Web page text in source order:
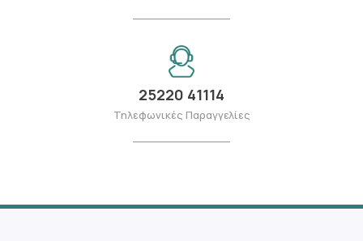
25220 41114
Τηλεφωνικές Παραγγελίες